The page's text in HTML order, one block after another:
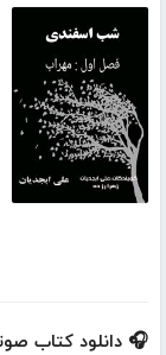
🎧 دانلود کتاب